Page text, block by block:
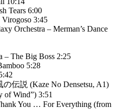
Tears 6:00
3:45
Orchestra – Merman’s Dance
– The Big Boss 2:25
5:28
の伝説 (Kaze No Densetsu, A1)
of Wind”) 3:51
You … For Everything (from